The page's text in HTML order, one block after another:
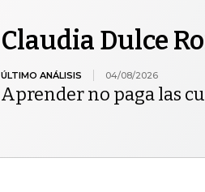
Claudia Dulce
ÚLTIMO ANÁLISIS 04/08/2026
Aprender no paga las